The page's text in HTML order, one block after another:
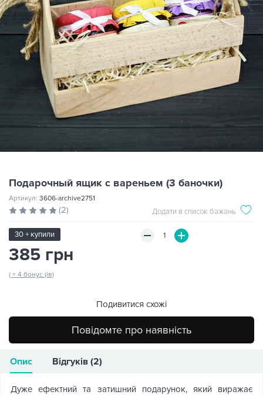
Подарочный ящик с вареньем (3 баночки)
Артикул: 3606-archive2751
(2) Додати в список бажань
30 + купили
385 грн
( + 4 бонус (ів)
Подивитися схожі
Повідомте про наявність
Опис Відгуків (2)
Дуже ефектний та затишний подарунок, який виражає